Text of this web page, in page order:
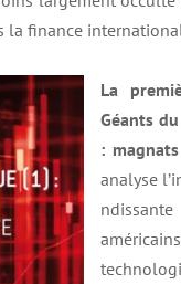
la finance
La
Géants
:
analyse